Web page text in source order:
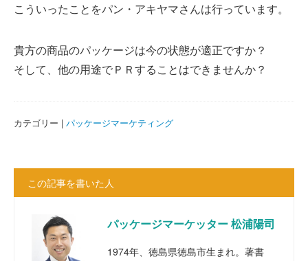
こういったことをパン・アキヤマさんは行っています。
貴方の商品のパッケージは今の状態が適正ですか？
そして、他の用途でＰＲすることはできませんか？
カテゴリー | パッケージマーケティング
この記事を書いた人
パッケージマーケッター 松浦陽司
1974年、徳島県徳島市生まれ。著書